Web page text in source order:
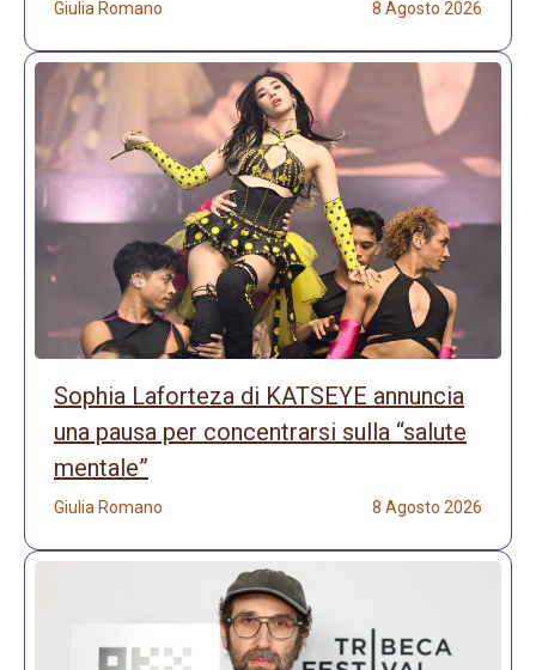
Giulia Romano 8 Agosto 2026
Sophia Laforteza di KATSEYE annuncia
una pausa per concentrarsi sulla “salute
mentale”
Giulia Romano 8 Agosto 2026